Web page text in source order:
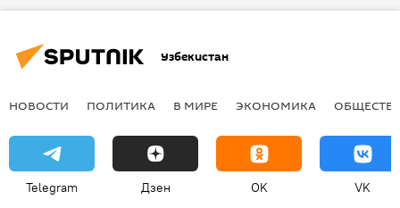
Узбекистан
НОВОСТИ ПОЛИТИКА В МИРЕ ЭКОНОМИКА
Telegram Дзен OK VK